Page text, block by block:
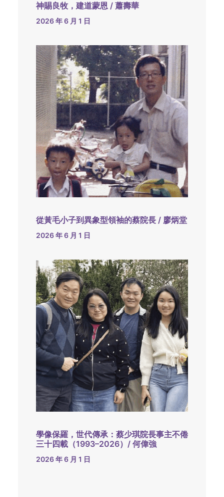
神賜良牧，建道蒙恩 / 蕭壽華
2026 年 6 月 1 日
從黃毛小子到異象型領袖的蔡院長 / 廖炳堂
2026 年 6 月 1 日
學像保羅，世代傳承：蔡少琪院長事主不倦
三十四載（1993–2026）/ 何偉強
2026 年 6 月 1 日